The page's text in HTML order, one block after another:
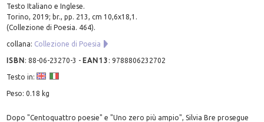
Testo Italiano e Inglese.
Torino, 2019; br., pp. 213, cm 10,6x18,1.
(Collezione di Poesia. 464).
collana: Collezione di Poesia
ISBN:88-06-23270-3 - EAN13 :9788806232702
Testo in:
Peso: 0.18 kg
Dopo "Centoquattro poesie" e "Uno zero più ampio", Silvia Bre prosegue